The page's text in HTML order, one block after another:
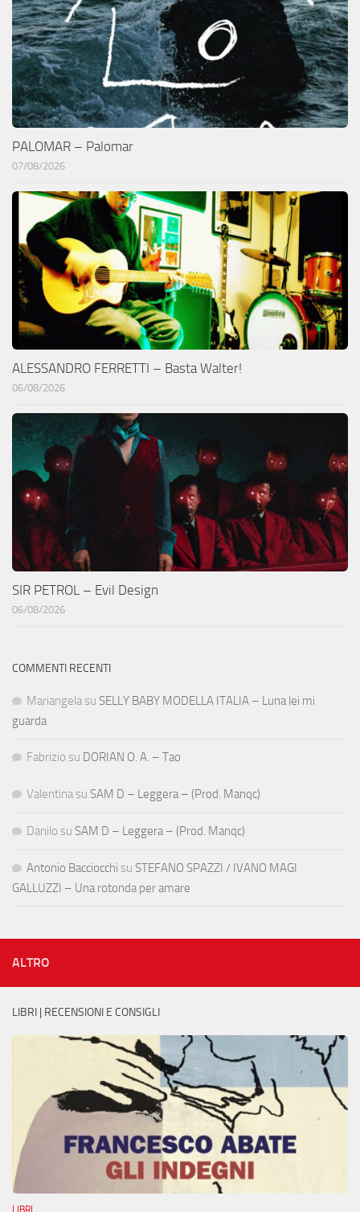
PALOMAR – Palomar
07/08/2026
ALESSANDRO FERRETTI – Basta Walter!
06/08/2026
SIR PETROL – Evil Design
06/08/2026
COMMENTI RECENTI
Mariangela su SELLY BABY MODELLA ITALIA – Luna lei mi
guarda
Fabrizio su DORIAN O. A. – Tao
Valentina su SAM D – Leggera – (Prod. Manqc)
Danilo su SAM D – Leggera – (Prod. Manqc)
Antonio Bacciocchi su STEFANO SPAZZI / IVANO MAGI
GALLUZZI – Una rotonda per amare
ALTRO
LIBRI | RECENSIONI E CONSIGLI
LIBRI